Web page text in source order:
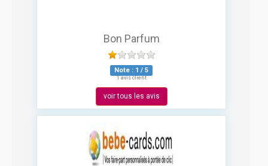
Bon Parfum
Note : 1 / 5
1 avis client
voir tous les avis